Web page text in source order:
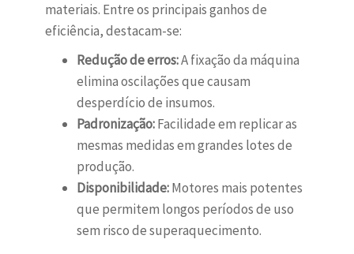
materiais. Entre os principais ganhos de
eficiência, destacam-se:
Redução de erros:A fixação da máquina
elimina oscilações que causam
desperdício de insumos.
Padronização:Facilidade em replicar as
mesmas medidas em grandes lotes de
produção.
Disponibilidade:Motores mais potentes
que permitem longos períodos de uso
sem risco de superaquecimento.